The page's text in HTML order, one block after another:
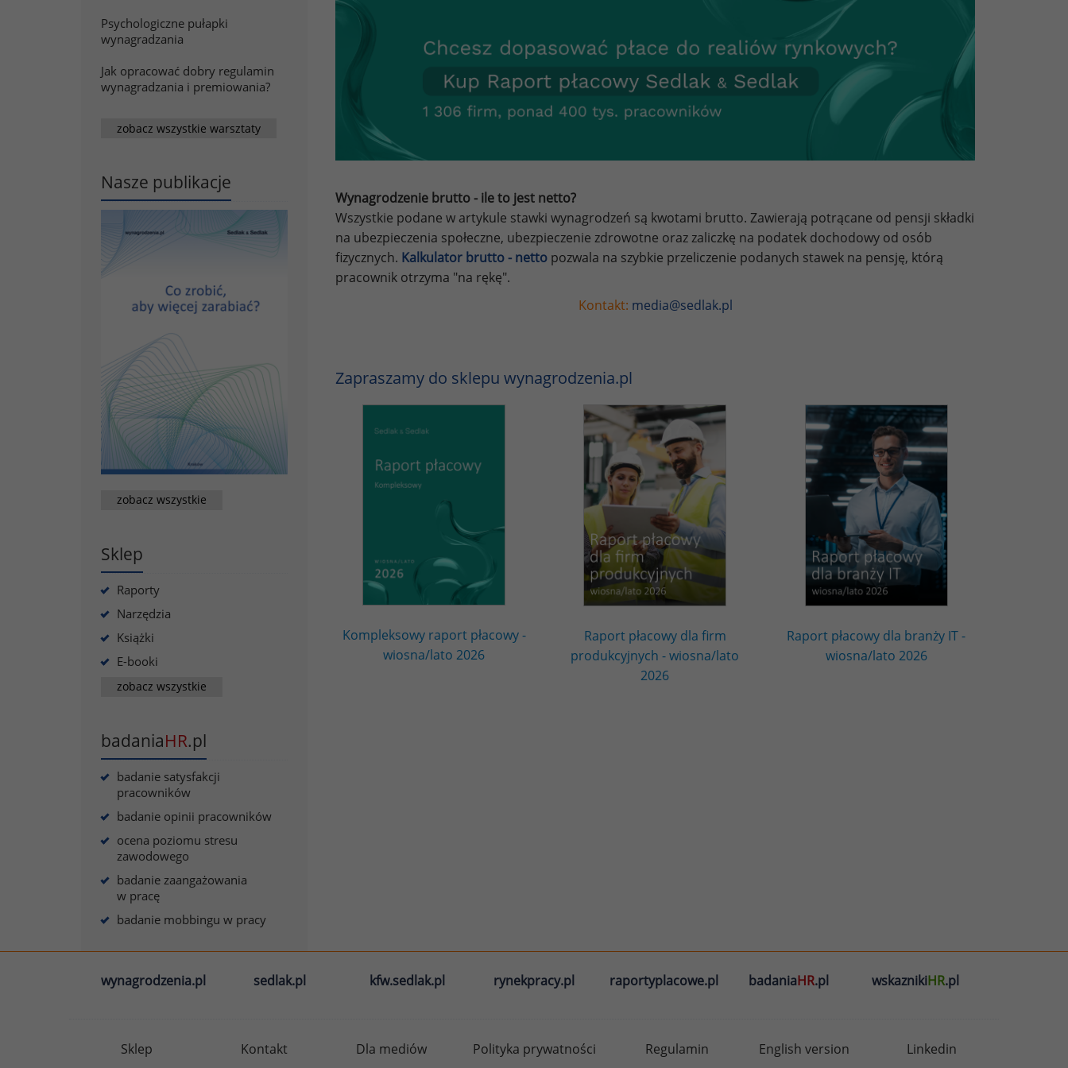
Psychologiczne pułapki
wynagradzania
Jak opracować dobry regulamin
wynagradzania i premiowania?
zobacz wszystkie warsztaty
Nasze publikacje
zobacz wszystkie
Sklep
Raporty
Narzędzia
Książki
E-booki
zobacz wszystkie
badaniaHR.pl
badanie satysfakcji
pracowników
badanie opinii pracowników
ocena poziomu stresu
zawodowego
badanie zaangażowania
w pracę
badanie mobbingu w pracy
Wynagrodzenie brutto - ile to jest netto?
Wszystkie podane w artykule stawki wynagrodzeń są kwotami brutto. Zawierają potrącane od pensji składki
na ubezpieczenia społeczne, ubezpieczenie zdrowotne oraz zaliczkę na podatek dochodowy od osób
fizycznych. Kalkulator brutto - netto pozwala na szybkie przeliczenie podanych stawek na pensję, którą
pracownik otrzyma "na rękę".
Kontakt: media@sedlak.pl
Zapraszamy do sklepu wynagrodzenia.pl
Kompleksowy raport płacowy -
wiosna/lato 2026
Raport płacowy dla firm
produkcyjnych - wiosna/lato
2026
Raport płacowy dla branży IT -
wiosna/lato 2026
wynagrodzenia.pl sedlak.pl kfw.sedlak.pl rynekpracy.pl raportyplacowe.pl badaniaHR.pl wskaznikiHR.pl
Sklep Kontakt Dla mediów Polityka prywatności Regulamin English version Linkedin